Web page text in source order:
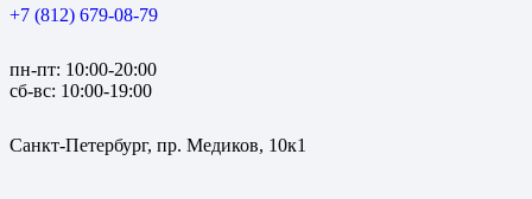
+7 (812) 679-08-79
пн-пт: 10:00-20:00
сб-вс: 10:00-19:00
Санкт-Петербург, пр. Медиков, 10к1